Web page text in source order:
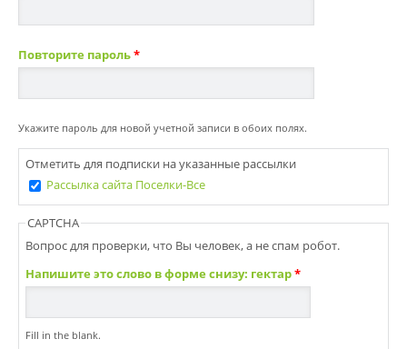
Повторите пароль*
Укажите пароль для новой учетной записи в обоих полях.
Отметить для подписки на указанные рассылки
Рассылка сайта Поселки-Все
CAPTCHA
Вопрос для проверки, что Вы человек, а не спам робот.
Напишите это слово в форме снизу: гектар*
Fill in the blank.